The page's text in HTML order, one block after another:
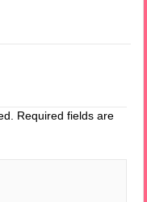
Required fields are